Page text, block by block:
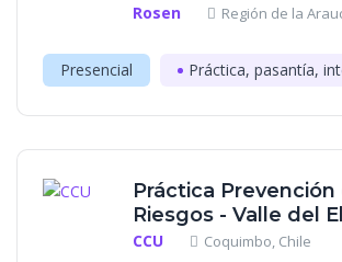
Rosen Región de la
Presencial Práctica, pasantía,
Práctica Prevención
Riesgos - Valle del
CCU Coquimbo, Chile